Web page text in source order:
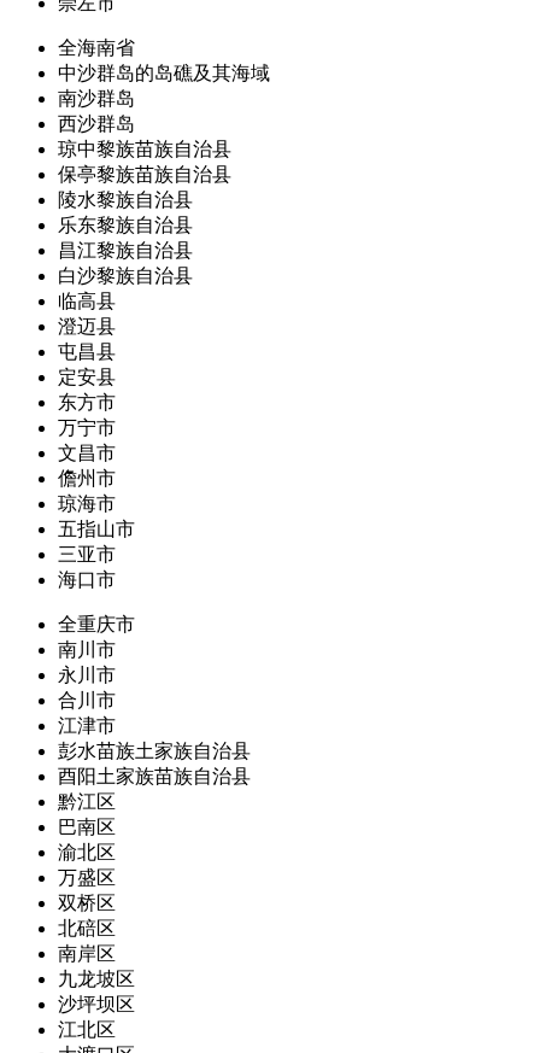
全海南省
中沙群岛的岛礁及其海域
南沙群岛
西沙群岛
琼中黎族苗族自治县
保亭黎族苗族自治县
陵水黎族自治县
乐东黎族自治县
昌江黎族自治县
白沙黎族自治县
临高县
澄迈县
屯昌县
定安县
东方市
万宁市
文昌市
儋州市
琼海市
五指山市
三亚市
海口市
全重庆市
南川市
永川市
合川市
江津市
彭水苗族土家族自治县
酉阳土家族苗族自治县
黔江区
巴南区
渝北区
万盛区
双桥区
北碚区
南岸区
九龙坡区
沙坪坝区
江北区